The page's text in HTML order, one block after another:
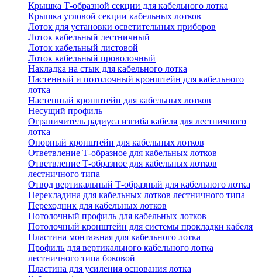
Крышка Т-образной секции для кабельного лотка
Крышка угловой секции кабельных лотков
Лоток для установки осветительных приборов
Лоток кабельный лестничный
Лоток кабельный листовой
Лоток кабельный проволочный
Накладка на стык для кабельного лотка
Настенный и потолочный кронштейн для кабельного
лотка
Настенный кронштейн для кабельных лотков
Несущий профиль
Ограничитель радиуса изгиба кабеля для лестничного
лотка
Опорный кронштейн для кабельных лотков
Ответвление Т-образное для кабельных лотков
Ответвление Т-образное для кабельных лотков
лестничного типа
Отвод вертикальный Т-образный для кабельного лотка
Перекладина для кабельных лотков лестничного типа
Переходник для кабельных лотков
Потолочный профиль для кабельных лотков
Потолочный кронштейн для системы прокладки кабеля
Пластина монтажная для кабельного лотка
Профиль для вертикального кабельного лотка
лестничного типа боковой
Пластина для усиления основания лотка